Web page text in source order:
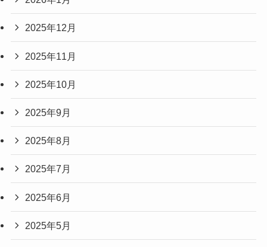
2025年12月
2025年11月
2025年10月
2025年9月
2025年8月
2025年7月
2025年6月
2025年5月